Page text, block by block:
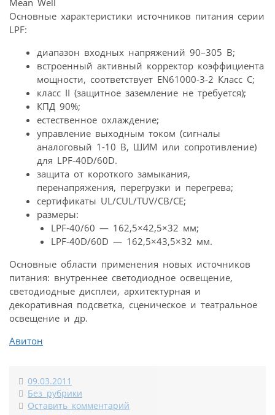
Основные характеристики источников питания серии
LPF:
диапазон входных напряжений 90–305 В;
встроенный активный корректор коэффициента
мощности, соответствует EN61000-3-2 Класс С;
класс II (защитное заземление не требуется);
КПД 90%;
естественное охлаждение;
управление выходным током (сигналы
аналоговый 1-10 В, ШИМ или сопротивление)
для LPF-40D/60D.
защита от короткого замыкания,
перенапряжения, перегрузки и перегрева;
сертификаты UL/CUL/TUV/CB/CE;
размеры:
LPF-40/60 — 162,5×42,5×32 мм;
LPF-40D/60D — 162,5×43,5×32 мм.
Основные области применения новых источников
питания: внутреннее светодиодное освещение,
светодиодные дисплеи, архитектурная и
декоративная подсветка, сценическое и театральное
освещение и др.
Авитон
09.03.2011
Без рубрики
Оставить комментарий